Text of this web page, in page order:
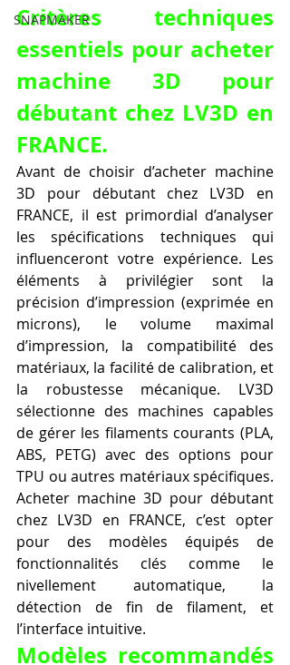
SNAPMAKER
Critères techniques
essentiels pour acheter
machine 3D pour
débutant chez LV3D en
FRANCE.
Avant de choisir d’acheter machine
3D pour débutant chez LV3D en
FRANCE, il est primordial d’analyser
les spécifications techniques qui
influenceront votre expérience. Les
éléments à privilégier sont la
précision d’impression (exprimée en
microns), le volume maximal
d’impression, la compatibilité des
matériaux, la facilité de calibration, et
la robustesse mécanique. LV3D
sélectionne des machines capables
de gérer les filaments courants (PLA,
ABS, PETG) avec des options pour
TPU ou autres matériaux spécifiques.
Acheter machine 3D pour débutant
chez LV3D en FRANCE, c’est opter
pour des modèles équipés de
fonctionnalités clés comme le
nivellement automatique, la
détection de fin de filament, et
l’interface intuitive.
Modèles recommandés